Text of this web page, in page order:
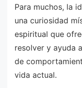
Para muchos, la
una curiosidad
espiritual que
resolver y ayuda
de
vida actual.